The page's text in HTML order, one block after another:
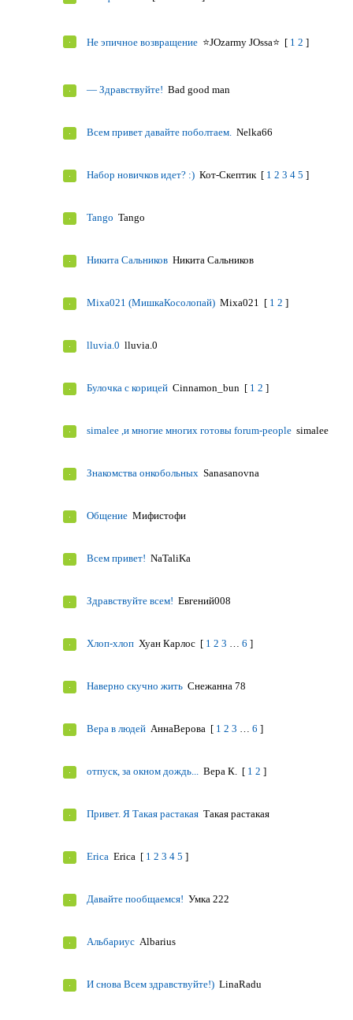
Не эпичное возвращение ⭐JOzarmy JOssa⭐ [ 1 2 ]
— Здравствуйте! Bad good man
Всем привет давайте поболтаем. Nelka66
Набор новичков идет? :) Кот-Скептик [ 1 2 3 4 5 ]
Tango Tango
Никита Сальников Никита Сальников
Mixa021 (МишкаКосолопай) Mixa021 [ 1 2 ]
lluvia.0 lluvia.0
Булочка с корицей Cinnamon_bun [ 1 2 ]
simalee ,и многие многих готовы forum-people simalee
Знакомства онкобольных Sanasanovna
Общение Мифистофи
Всем привет! NaTaliKa
Здравствуйте всем! Евгений008
Хлоп-хлоп Хуан Карлос [ 1 2 3 … 6 ]
Наверно скучно жить Снежанна 78
Вера в людей АннаВерова [ 1 2 3 … 6 ]
отпуск, за окном дождь... Вера К. [ 1 2 ]
Привет. Я Такая растакая Такая растакая
Erica Erica [ 1 2 3 4 5 ]
Давайте пообщаемся! Умка 222
Альбариус Albarius
И снова Всем здравствуйте!) LinaRadu